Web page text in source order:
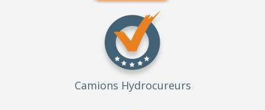
Camions Hydrocureurs